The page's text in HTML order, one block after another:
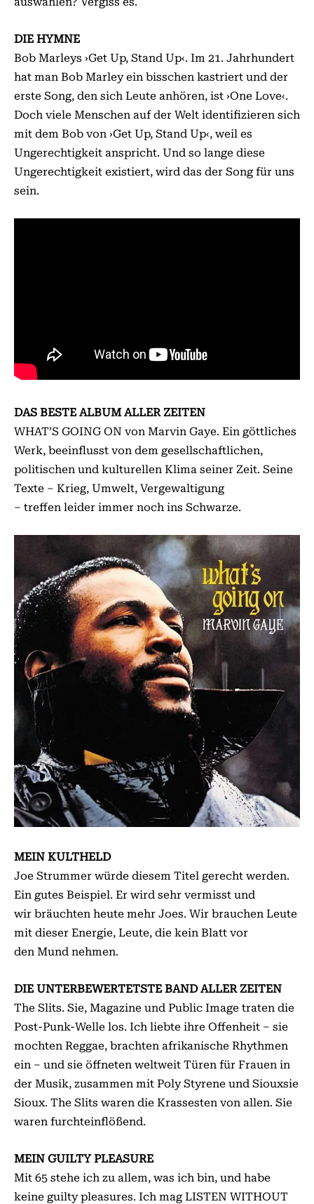
DIE HYMNE
Bob Marleys ›Get Up, Stand Up‹. Im 21. Jahrhundert
hat man Bob Marley ein bisschen kastriert und der
erste Song, den sich Leute anhören, ist ›One Love‹.
Doch viele Menschen auf der Welt identifizieren sich
mit dem Bob von ›Get Up, Stand Up‹, weil es
Ungerechtigkeit anspricht. Und so lange diese
Ungerechtigkeit existiert, wird das der Song für uns
sein.
DAS BESTE ALBUM ALLER ZEITEN
WHAT’S GOING ON von Marvin Gaye. Ein göttliches
Werk, beeinflusst von dem gesellschaftlichen,
politischen und kulturellen Klima seiner Zeit. Seine
Texte – Krieg, Umwelt, Vergewaltigung
– treffen leider immer noch ins Schwarze.
MEIN KULTHELD
Joe Strummer würde diesem Titel gerecht werden.
Ein gutes Beispiel. Er wird sehr vermisst und
wir bräuchten heute mehr Joes. Wir brauchen Leute
mit dieser Energie, Leute, die kein Blatt vor
den Mund nehmen.
DIE UNTERBEWERTETSTE BAND ALLER ZEITEN
The Slits. Sie, Magazine und Public Image traten die
Post-Punk-Welle los. Ich liebte ihre Offenheit – sie
mochten Reggae, brachten afrikanische Rhythmen
ein – und sie öffneten weltweit Türen für Frauen in
der Musik, zusammen mit Poly Styrene und Siouxsie
Sioux. The Slits waren die Krassesten von allen. Sie
waren furchteinflößend.
MEIN GUILTY PLEASURE
Mit 65 stehe ich zu allem, was ich bin, und habe
keine guilty pleasures. Ich mag LISTEN WITHOUT